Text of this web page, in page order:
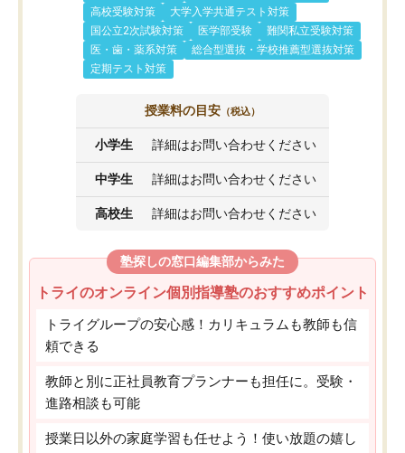
高校受験対策
大学入学共通テスト対策
国公立2次試験対策
医学部受験
難関私立受験対策
医・歯・薬系対策
総合型選抜・学校推薦型選抜対策
定期テスト対策
授業料の目安 （税込）
小学生 詳細はお問い合わせください
中学生 詳細はお問い合わせください
高校生 詳細はお問い合わせください
塾探しの窓口編集部からみた
トライのオンライン個別指導塾のおすすめポイント
トライグループの安心感！カリキュラムも教師も信
頼できる
教師と別に正社員教育プランナーも担任に。受験・
進路相談も可能
授業日以外の家庭学習も任せよう！使い放題の嬉し